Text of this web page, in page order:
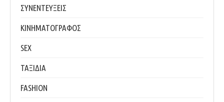
ΣΥΝΕΝΤΕΥΞΕΙΣ
ΚΙΝΗΜΑΤΟΓΡΑΦΟΣ
SEX
ΤΑΞΙΔΙΑ
FASHION